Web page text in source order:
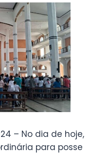
– No dia de hoje,
para posse